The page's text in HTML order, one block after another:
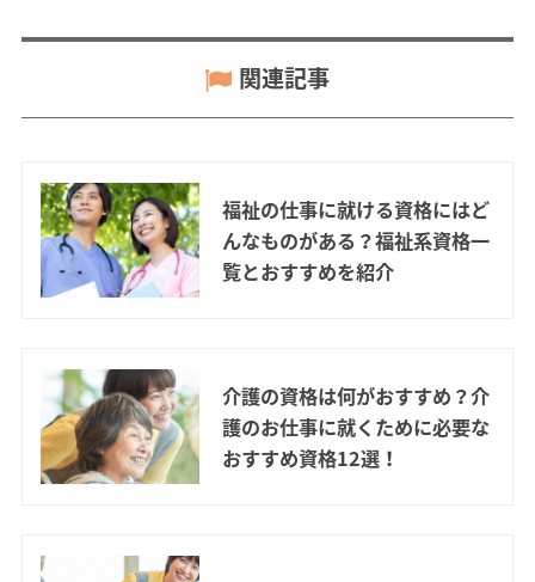
関連記事
福祉の仕事に就ける資格にはど
んなものがある？福祉系資格一
覧とおすすめを紹介
介護の資格は何がおすすめ？介
護のお仕事に就くために必要な
おすすめ資格12選！